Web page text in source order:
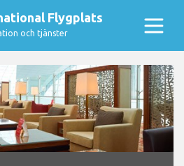
Flygplats
och tjänster